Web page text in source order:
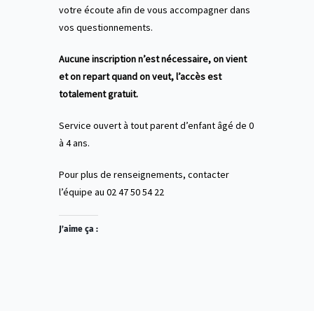
votre écoute afin de vous accompagner dans
vos questionnements.
Aucune inscription n’est nécessaire, on vient
et on repart quand on veut, l’accès est
totalement gratuit.
Service ouvert à tout parent d’enfant âgé de 0
à 4 ans.
Pour plus de renseignements, contacter
l’équipe au 02 47 50 54 22
J’aime ça :